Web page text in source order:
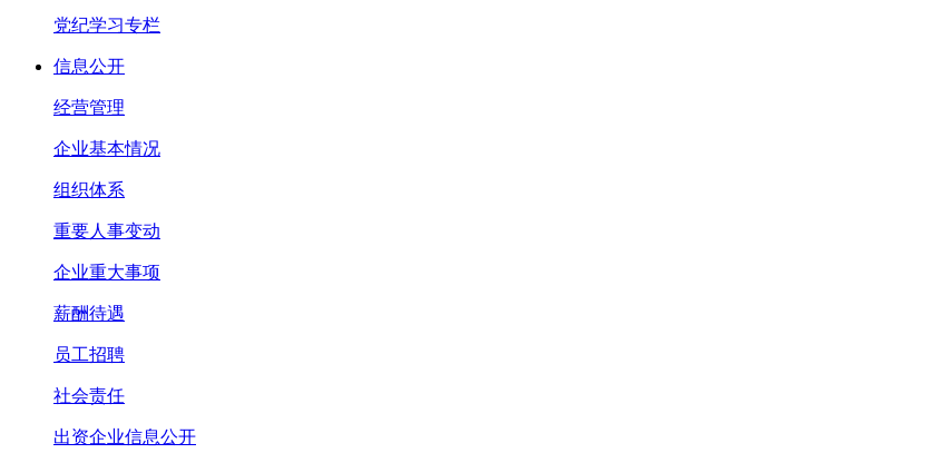
党纪学习专栏
信息公开
经营管理
企业基本情况
组织体系
重要人事变动
企业重大事项
薪酬待遇
员工招聘
社会责任
出资企业信息公开